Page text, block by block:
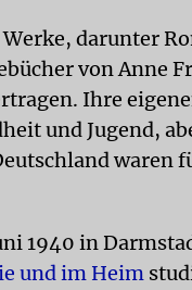
darunter
von Anne
Ihre
und Jugend,
waren
1940 in
und im Heim